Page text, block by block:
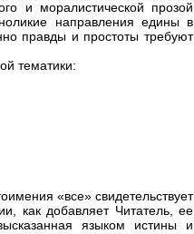
и моралистической прозой
направления едины в
правды и простоты требуют
тематики:
«все» свидетельствует
как добавляет Читатель, ее
языком истины и